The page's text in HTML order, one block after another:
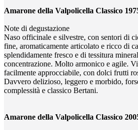
Amarone della Valpolicella Classico
Note di degustazione
Naso officinale e silvestre, con sentori di
fine, aromaticamente articolato e ricco di
splendidamente fresco e di tessitura
concentrazione. Molto armonico e agile.
facilmente approcciabile, con dolci frutti
Davvero delizioso, leggero e morbido,
complessità e classico Bertani.
Amarone della Valpolicella Classico